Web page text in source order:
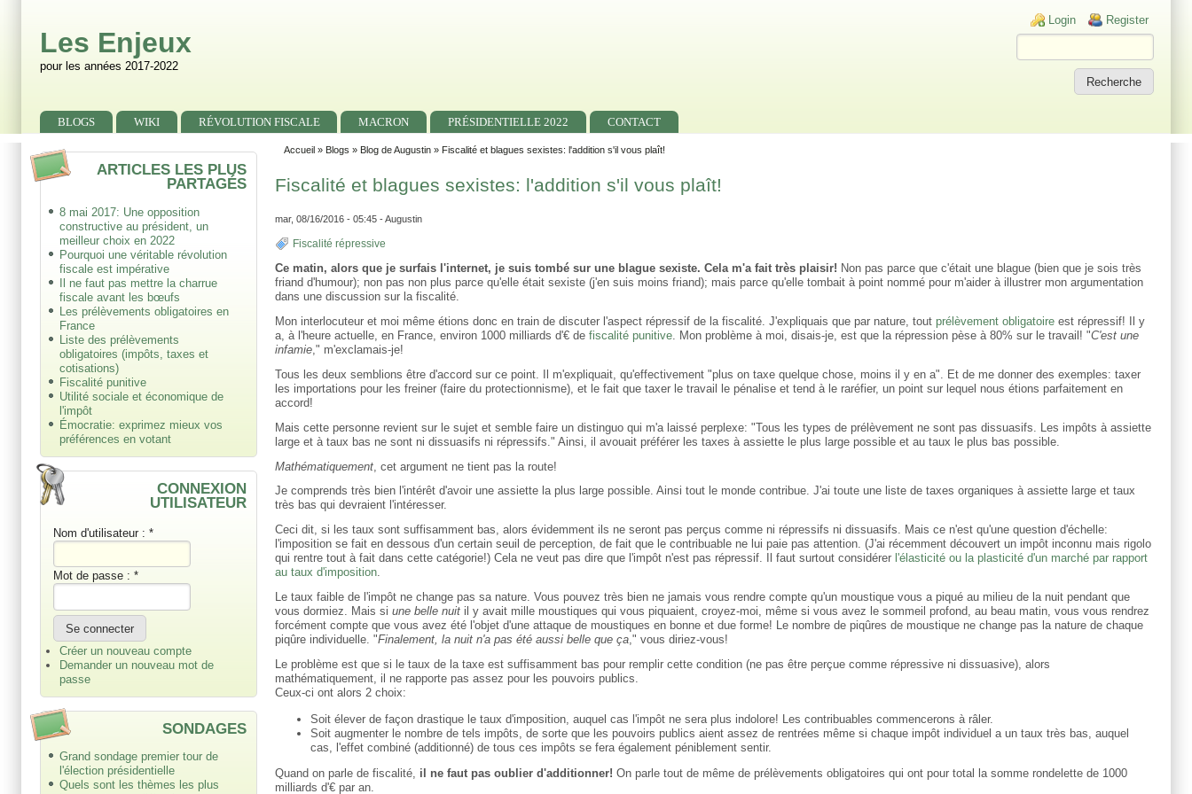
Login links
Login Register
Les Enjeux
pour les années 2017-2022
Primary menu
BLOGS WIKI RÉVOLUTION FISCALE MACRON PRÉSIDENTIELLE 2022 CONTACT
Secondary menu
ARTICLES LES PLUS
PARTAGÉS
8 mai 2017: Une opposition
constructive au président, un
meilleur choix en 2022
Pourquoi une véritable révolution
fiscale est impérative
Il ne faut pas mettre la charrue
fiscale avant les bœufs
Les prélèvements obligatoires en
France
Liste des prélèvements
obligatoires (impôts, taxes et
cotisations)
Fiscalité punitive
Utilité sociale et économique de
l'impôt
Émocratie: exprimez mieux vos
préférences en votant
CONNEXION
UTILISATEUR
Nom d'utilisateur : *
Mot de passe : *
Créer un nouveau compte
Demander un nouveau mot de
passe
SONDAGES
Grand sondage premier tour de
l'élection présidentielle
Quels sont les thèmes les plus
Accueil » Blogs » Blog de Augustin » Fiscalité et blagues sexistes: l'addition s'il vous plaît!
Fiscalité et blagues sexistes: l'addition s'il vous plaît!
mar, 08/16/2016 - 05:45 - Augustin
Fiscalité répressive
Ce matin, alors que je surfais l'internet, je suis tombé sur une blague sexiste. Cela m'a fait très plaisir! Non pas parce que c'était une blague (bien que je sois très
friand d'humour); non pas non plus parce qu'elle était sexiste (j'en suis moins friand); mais parce qu'elle tombait à point nommé pour m'aider à illustrer mon argumentation
dans une discussion sur la fiscalité.
Mon interlocuteur et moi même étions donc en train de discuter l'aspect répressif de la fiscalité. J'expliquais que par nature, toutprélèvement obligatoire est répressif! Il y
a, à l'heure actuelle, en France, environ 1000 milliards d'€ defiscalité punitive . Mon problème à moi, disais-je, est que la répression pèse à 80% sur le travail! "C'est une
infamie ," m'exclamais-je!
Tous les deux semblions être d'accord sur ce point. Il m'expliquait, qu'effectivement "plus on taxe quelque chose, moins il y en a". Et de me donner des exemples: taxer
les importations pour les freiner (faire du protectionnisme), et le fait que taxer le travail le pénalise et tend à le raréfier, un point sur lequel nous étions parfaitement en
accord!
Mais cette personne revient sur le sujet et semble faire un distinguo qui m'a laissé perplexe: "Tous les types de prélèvement ne sont pas dissuasifs. Les impôts à assiette
large et à taux bas ne sont ni dissuasifs ni répressifs." Ainsi, il avouait préférer les taxes à assiette le plus large possible et au taux le plus bas possible.
Mathématiquement , cet argument ne tient pas la route!
Je comprends très bien l'intérêt d'avoir une assiette la plus large possible. Ainsi tout le monde contribue. J'ai toute une liste de taxes organiques à assiette large et taux
très bas qui devraient l'intéresser.
Ceci dit, si les taux sont suffisamment bas, alors évidemment ils ne seront pas perçus comme ni répressifs ni dissuasifs. Mais ce n'est qu'une question d'échelle:
l'imposition se fait en dessous d'un certain seuil de perception, de fait que le contribuable ne lui paie pas attention. (J'ai récemment découvert un impôt inconnu mais rigolo
qui rentre tout à fait dans cette catégorie!) Cela ne veut pas dire que l'impôt n'est pas répressif. Il faut surtout considérer l'élasticité ou la plasticité d'un marché par rapport
au taux d'imposition.
Le taux faible de l'impôt ne change pas sa nature. Vous pouvez très bien ne jamais vous rendre compte qu'un moustique vous a piqué au milieu de la nuit pendant que
vous dormiez. Mais siune belle nuit il y avait mille moustiques qui vous piquaient, croyez-moi, même si vous avez le sommeil profond, au beau matin, vous vous rendrez
forcément compte que vous avez été l'objet d'une attaque de moustiques en bonne et due forme! Le nombre de piqûres de moustique ne change pas la nature de chaque
piqûre individuelle. "Finalement, la nuit n'a pas été aussi belle que ça," vous diriez-vous!
Le problème est que si le taux de la taxe est suffisamment bas pour remplir cette condition (ne pas être perçue comme répressive ni dissuasive), alors
mathématiquement, il ne rapporte pas assez pour les pouvoirs publics.
Ceux-ci ont alors 2 choix:
Soit élever de façon drastique le taux d'imposition, auquel cas l'impôt ne sera plus indolore! Les contribuables commencerons à râler.
Soit augmenter le nombre de tels impôts, de sorte que les pouvoirs publics aient assez de rentrées même si chaque impôt individuel a un taux très bas, auquel
cas, l'effet combiné (additionné) de tous ces impôts se fera également péniblement sentir.
Quand on parle de fiscalité, il ne faut pas oublier d'additionner! On parle tout de même de prélèvements obligatoires qui ont pour total la somme rondelette de 1000
milliards d'€ par an.